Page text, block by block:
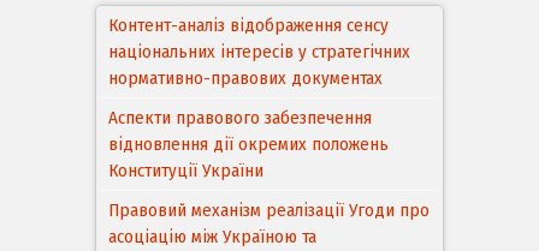
Контент-аналіз відображення сенсу
національних інтересів у стратегічних
нормативно-правових документах
Аспекти правового забезпечення
відновлення дії окремих положень
Конституції України
Правовий механізм реалізації Угоди про
асоціацію між Україною та